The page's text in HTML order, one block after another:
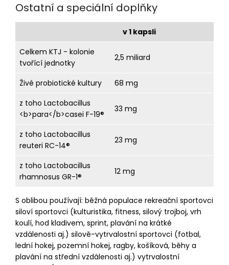
Ostatní a speciální doplňky
v 1 kapsli
Celkem KTJ - kolonie
tvořící jednotky
2,5 miliard
Živé probiotické kultury
68 mg
z toho Lactobacillus
<b>para</b>casei F-19®
33 mg
z toho Lactobacillus
reuteri RC-14®
23 mg
z toho Lactobacillus
rhamnosus GR-1®
12 mg
S oblibou používají: běžná populace rekreační sportovci
siloví sportovci (kulturistika, fitness, silový trojboj, vrh
koulí, hod kladivem, sprint, plavání na krátké
vzdálenosti aj.) silově-vytrvalostní sportovci (fotbal,
lední hokej, pozemní hokej, ragby, košíková, běhy a
plavání na střední vzdálenosti aj.) vytrvalostní